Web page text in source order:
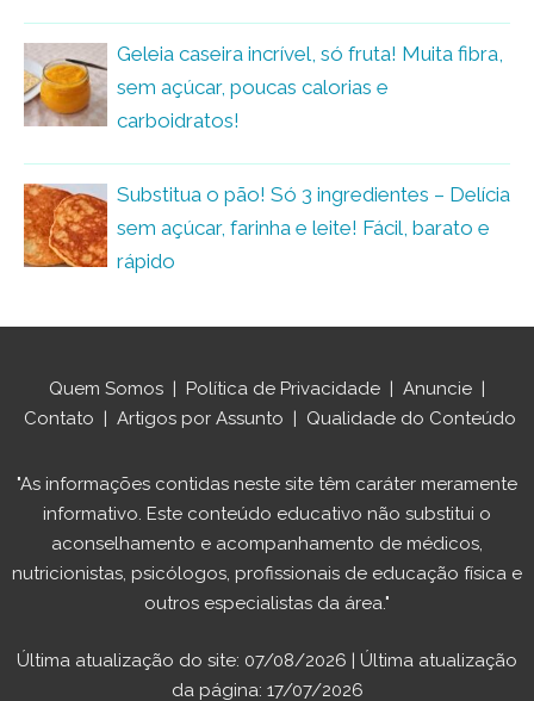
Geleia caseira incrível, só fruta! Muita fibra,
sem açúcar, poucas calorias e
carboidratos!
Substitua o pão! Só 3 ingredientes – Delícia
sem açúcar, farinha e leite! Fácil, barato e
rápido
Quem Somos Política de Privacidade Anuncie
Contato
Artigos por Assunto Qualidade do Conteúdo
"As informações contidas neste site têm caráter meramente
informativo. Este conteúdo educativo não substitui o
aconselhamento e acompanhamento de médicos,
nutricionistas, psicólogos, profissionais de educação física e
outros especialistas da área."
Última atualização do site: 07/08/2026 | Última atualização
da página: 17/07/2026